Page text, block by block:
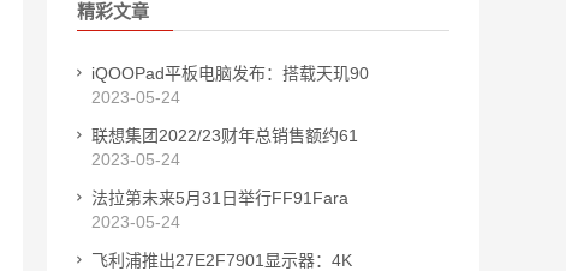
精彩文章
iQOOPad平板电脑发布：搭载天玑90
2023-05-24
联想集团2022/23财年总销售额约61
2023-05-24
法拉第未来5月31日举行FF91Fara
2023-05-24
飞利浦推出27E2F7901显示器：4K